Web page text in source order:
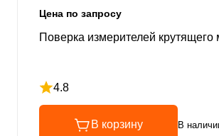
Цена по запросу
Поверка измерителей крутящего
4.8
Рейтинг 4.8 из 5
В корзину В